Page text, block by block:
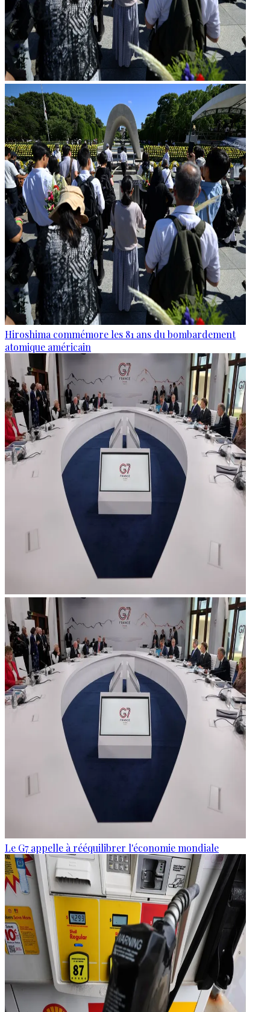
Hiroshima commémore les 81 ans du bombardement
atomique américain
Le G7 appelle à rééquilibrer l'économie mondiale